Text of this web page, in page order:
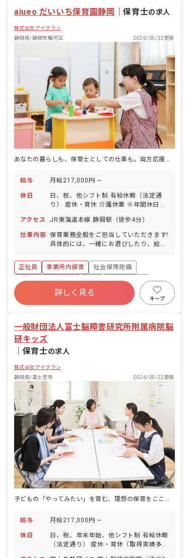
aiueo だいいち保育園静岡 ｜保育士の求人
株式会社アイグラン
静岡県/静岡市駿河区
2026/05/22更新
あなたの暮らしも、保育士としての仕事も。両方応援、アイグラン。
給与 月給217,000円 ~
休日
日、祝、他シフト制 有給休暇（法定通
り） 産休・育休 介護休業 ※年間休日
アクセス
JR東海道本線 静岡駅（徒歩4分）
仕事内容 保育業務全般をご担当していただきます!
具体的には、一緒にお遊びしたり、絵本
お昼寝、お着替え、お散歩などをお任せ
します!
正社員 事業所内保育
社会保険完備
ボーナス・賞与あり
有給
福利厚生充実
昇給昇進あり
産休育休制度
詳しく見る
キープ
一般財団法人富士脳障害研究所附属病院脳
研キッズ
保育士の求人
株式会社アイグラン
静岡県/富士宮市
2026/05/22更新
子どもの「やってみたい」を育む、理想の保育をここで実現。月給21.7万円～
給与 月給217,000円 ~
休日
日、祝、年末年始、他シフト制 有給休暇
（法定通り） 産休・育休（取得実績多